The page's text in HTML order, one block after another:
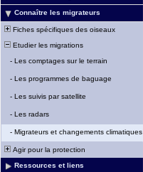
Connaître les migrateurs
Fiches spécifiques des oiseaux
Etudier les migrations
- Les comptages sur le terrain
- Les programmes de baguage
- Les suivis par satellite
- Les radars
- Migrateurs et changements climatiques
Agir pour la protection
Ressources et liens